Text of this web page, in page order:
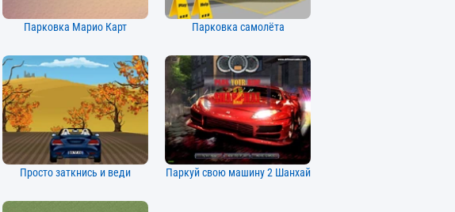
Парковка Марио Карт Парковка самолёта
Просто заткнись и веди Паркуй свою машину 2 Шанхай